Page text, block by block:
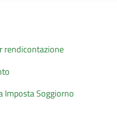
rendicontazione
Imposta Soggiorno